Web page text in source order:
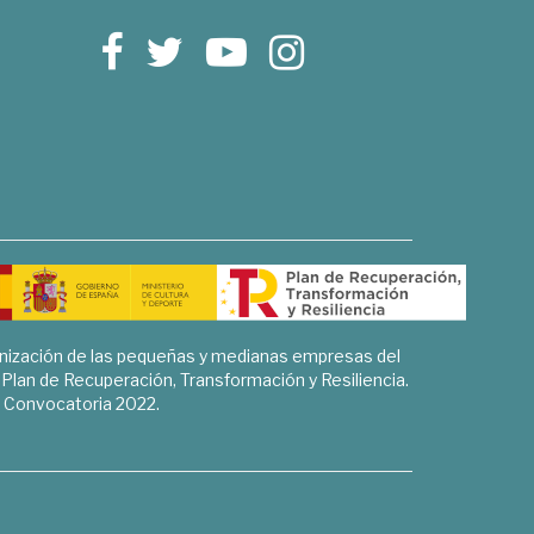
de las pequeñas y medianas empresas del
de Recuperación, Transformación y Resiliencia.
Convocatoria 2022.